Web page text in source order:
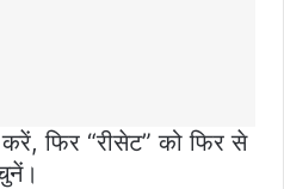
करें, फिर “रीसेट” को फिर से